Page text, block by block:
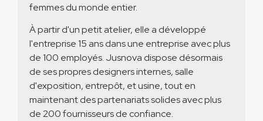
femmes du monde entier.
À partir d'un petit atelier, elle a développé
l'entreprise 15 ans dans une entreprise avec plus
de 100 employés. Jusnova dispose désormais
de ses propres designers internes, salle
d'exposition, entrepôt, et usine, tout en
maintenant des partenariats solides avec plus
de 200 fournisseurs de confiance.